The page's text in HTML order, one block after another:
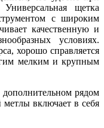
щетка
с широким
качественную и
условиях.
хорошо справляется
мелким и крупным
рядом
метлы включает в себя